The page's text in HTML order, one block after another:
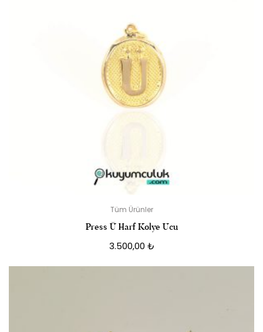
Tüm Ürünler
Press Ü Harf Kolye Ucu
3.500,00 ₺